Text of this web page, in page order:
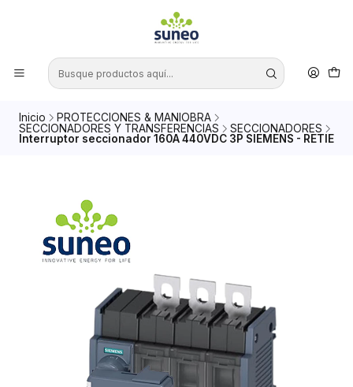
Inicio
PROTECCIONES & MANIOBRA
SECCIONADORES Y TRANSFERENCIAS
SECCIONADORES
Interruptor seccionador 160A 440VDC 3P SIEMENS - RETIE